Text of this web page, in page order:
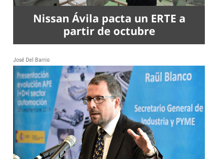
Nissan Ávila pacta un ERTE a
partir de octubre
José Del Barrio